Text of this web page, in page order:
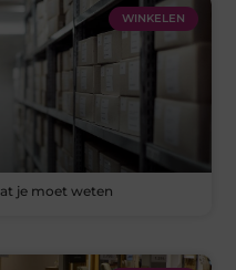
WINKELEN
je moet weten